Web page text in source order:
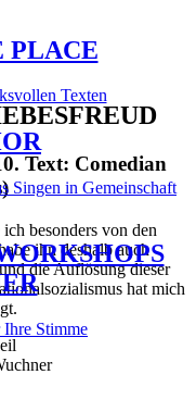
Text: Comedian
besonders von den
ihn deshalb auch
die Auflösung dieser
hat mich
PLACE
Texten
Singen in Gemeinschaft
Stimme